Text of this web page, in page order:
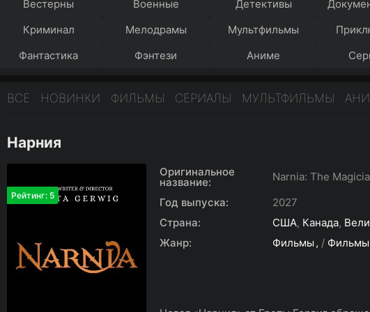
Вестерны Военные Детективы
Криминал
Мелодрамы Мультфильмы
Фантастика
Фэнтези Аниме
ВСЕ НОВИНКИ ФИЛЬМЫ СЕРИАЛЫ МУЛЬТФИЛЬМЫ
Нарния
Рейтинг: 5
Оригинальное
название:
Narnia: The
Год выпуска:
2027
Страна:
США, Канада,
Жанр:
Фильмы / Фильмы